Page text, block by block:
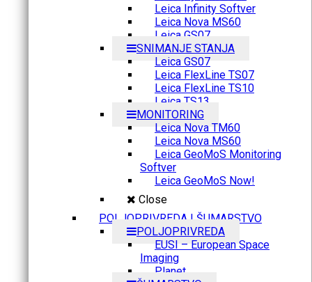
Leica Infinity Softver
Leica Nova MS60
Leica GS07
SNIMANJE STANJA
Leica GS07
Leica FlexLine TS07
Leica FlexLine TS10
Leica TS13
MONITORING
Leica Nova TM60
Leica Nova MS60
Leica GeoMoS Monitoring
Softver
Leica GeoMoS Now!
Close
POLJOPRIVREDA I ŠUMARSTVO
POLJOPRIVREDA
EUSI – European Space
Imaging
Planet